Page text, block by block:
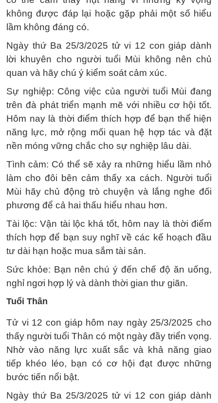
không được đáp lại hoặc gặp phải một số hiểu
lầm không đáng có.
Ngày thứ Ba 25/3/2025 tử vi 12 con giáp dành
lời khuyên cho người tuổi Mùi không nên chủ
quan và hãy chú ý kiểm soát cảm xúc.
Sự nghiệp: Công việc của người tuổi Mùi đang
trên đà phát triển mạnh mẽ với nhiều cơ hội tốt.
Hôm nay là thời điểm thích hợp để bạn thể hiện
năng lực, mở rộng mối quan hệ hợp tác và đặt
nền móng vững chắc cho sự nghiệp lâu dài.
Tình cảm: Có thể sẽ xảy ra những hiểu lầm nhỏ
làm cho đôi bên cảm thấy xa cách. Người tuổi
Mùi hãy chủ động trò chuyện và lắng nghe đối
phương để cả hai thấu hiểu nhau hơn.
Tài lộc: Vận tài lộc khá tốt, hôm nay là thời điểm
thích hợp để bạn suy nghĩ về các kế hoạch đầu
tư dài hạn hoặc mua sắm tài sản.
Sức khỏe: Bạn nên chú ý đến chế độ ăn uống,
nghỉ ngơi hợp lý và dành thời gian thư giãn.
Tuổi Thân
Tử vi 12 con giáp hôm nay ngày 25/3/2025 cho
thấy người tuổi Thân có một ngày đầy triển vọng.
Nhờ vào năng lực xuất sắc và khả năng giao
tiếp khéo léo, bạn có cơ hội đạt được những
bước tiến nổi bật.
Ngày thứ Ba 25/3/2025 tử vi 12 con giáp dành